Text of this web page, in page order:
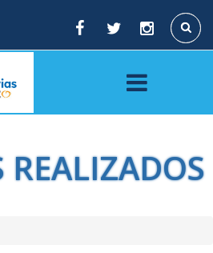
Buscar
REALIZADOS